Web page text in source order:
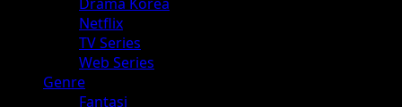
Netflix
TV Series
Web Series
Genre
Fantasi